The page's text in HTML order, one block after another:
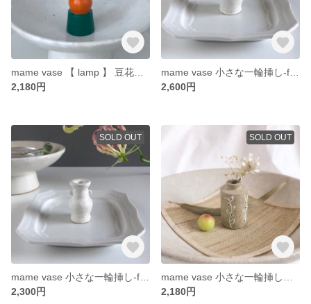
2,180円
2,600円
SOLD OUT
2,300円
SOLD OUT
2,180円